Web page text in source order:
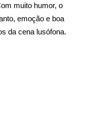
muito humor, o
emoção e boa
da cena lusófona.